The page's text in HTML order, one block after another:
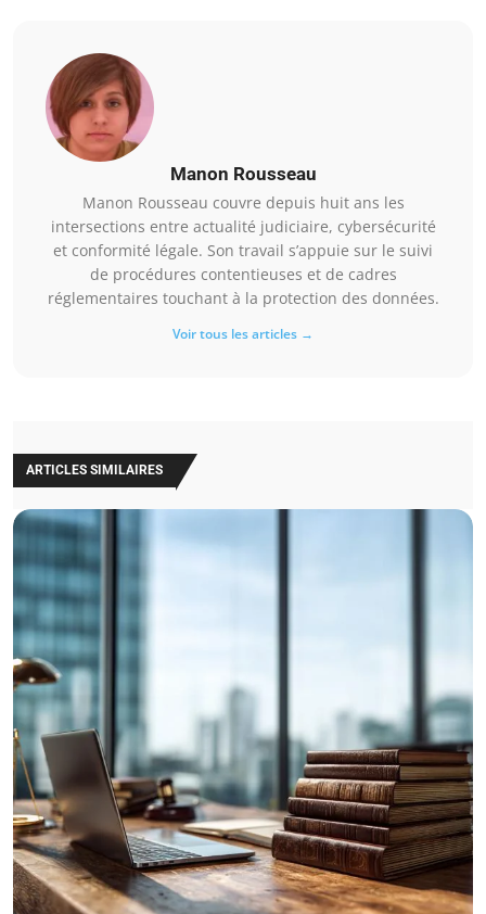
Manon Rousseau
Manon Rousseau couvre depuis huit ans les
intersections entre actualité judiciaire, cybersécurité
et conformité légale. Son travail s’appuie sur le suivi
de procédures contentieuses et de cadres
réglementaires touchant à la protection des données.
Voir tous les articles →
ARTICLES SIMILAIRES